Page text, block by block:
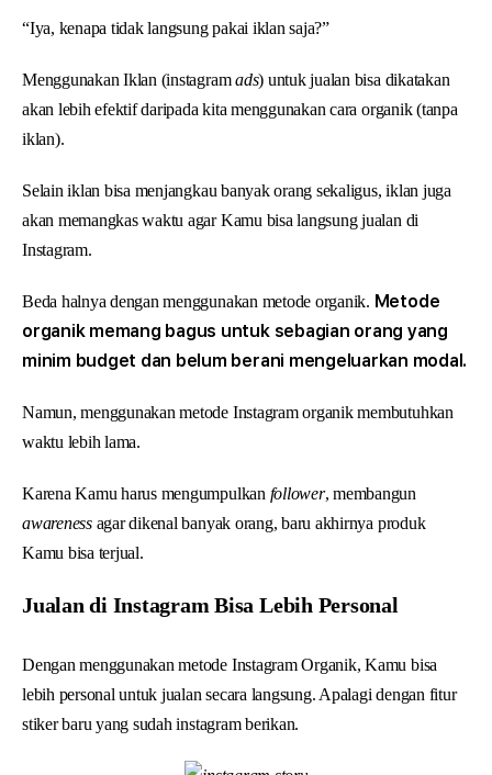
“Iya, kenapa tidak langsung pakai iklan saja?”
Menggunakan Iklan (instagramads) untuk jualan bisa dikatakan
akan lebih efektif daripada kita menggunakan cara organik (tanpa
iklan).
Selain iklan bisa menjangkau banyak orang sekaligus, iklan juga
akan memangkas waktu agar Kamu bisa langsung jualan di
Instagram.
Beda halnya dengan menggunakan metode organik. Metode
organik memang bagus untuk sebagian orang yang
minim budget dan belum berani mengeluarkan modal.
Namun, menggunakan metode Instagram organik membutuhkan
waktu lebih lama.
Karena Kamu harus mengumpulkan follower, membangun
awareness agar dikenal banyak orang, baru akhirnya produk
Kamu bisa terjual.
Jualan di Instagram Bisa Lebih Personal
Dengan menggunakan metode Instagram Organik, Kamu bisa
lebih personal untuk jualan secara langsung. Apalagi dengan fitur
stiker baru yang sudah instagram berikan.